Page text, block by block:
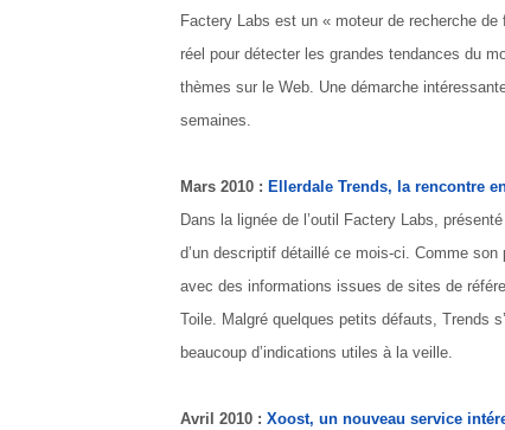
Factery Labs est un « moteur de recherche
réel pour détecter les grandes tendances du
thèmes sur le Web. Une démarche
semaines.
Mars 2010 : Ellerdale Trends, la rencontre
Dans la lignée de l’outil Factery Labs,
d’un descriptif détaillé ce mois-ci. Comme
avec des informations issues de sites de
Toile. Malgré quelques petits défauts, Trends
beaucoup d’indications utiles à la veille.
Avril 2010 : Xoost, un nouveau service